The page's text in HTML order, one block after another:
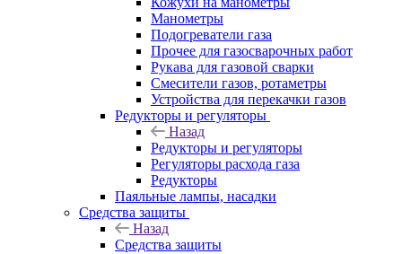
Манометры
Подогреватели газа
Прочее для газосварочных работ
Рукава для газовой сварки
Смесители газов, ротаметры
Устройства для перекачки газов
Редукторы и регуляторы
Назад
Редукторы и регуляторы
Регуляторы расхода газа
Редукторы
Паяльные лампы, насадки
Средства защиты
Назад
Средства защиты